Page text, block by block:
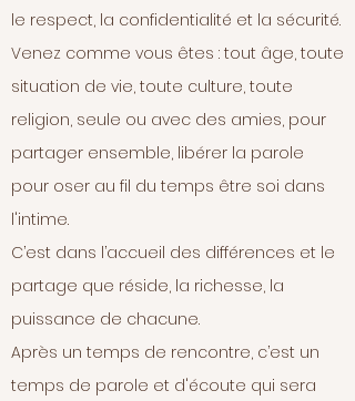
le respect, la confidentialité et la sécurité.
Venez comme vous êtes : tout âge, toute
situation de vie, toute culture, toute
religion, seule ou avec des amies, pour
partager ensemble, libérer la parole
pour oser au fil du temps être soi dans
l'intime.
C’est dans l’accueil des différences et le
partage que réside, la richesse, la
puissance de chacune.
Après un temps de rencontre, c’est un
temps de parole et d'écoute qui sera